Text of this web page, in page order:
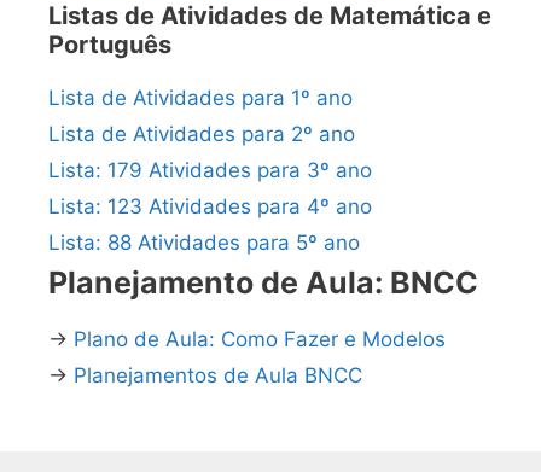
Listas de Atividades de Matemática e
Português
Lista de Atividades para 1º ano
Lista de Atividades para 2º ano
Lista: 179 Atividades para 3º ano
Lista: 123 Atividades para 4º ano
Lista: 88 Atividades para 5º ano
Planejamento de Aula: BNCC
→ Plano de Aula: Como Fazer e Modelos
→ Planejamentos de Aula BNCC